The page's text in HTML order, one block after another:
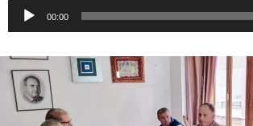
Reproductor
de
00:00